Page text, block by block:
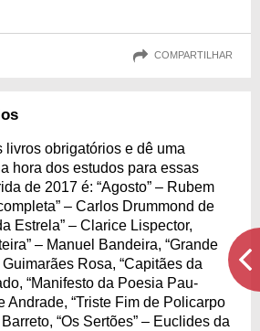
COMPARTILHAR
livros obrigatórios e dê uma
hora dos estudos para essas
de 2017 é: “Agosto” – Rubem
– Carlos Drummond de
Estrela” – Clarice Lispector,
– Manuel Bandeira, “Grande
Rosa, “Capitães da
“Manifesto da Poesia Pau-
Andrade, “Triste Fim de Policarpo
“Os Sertões” – Euclides da